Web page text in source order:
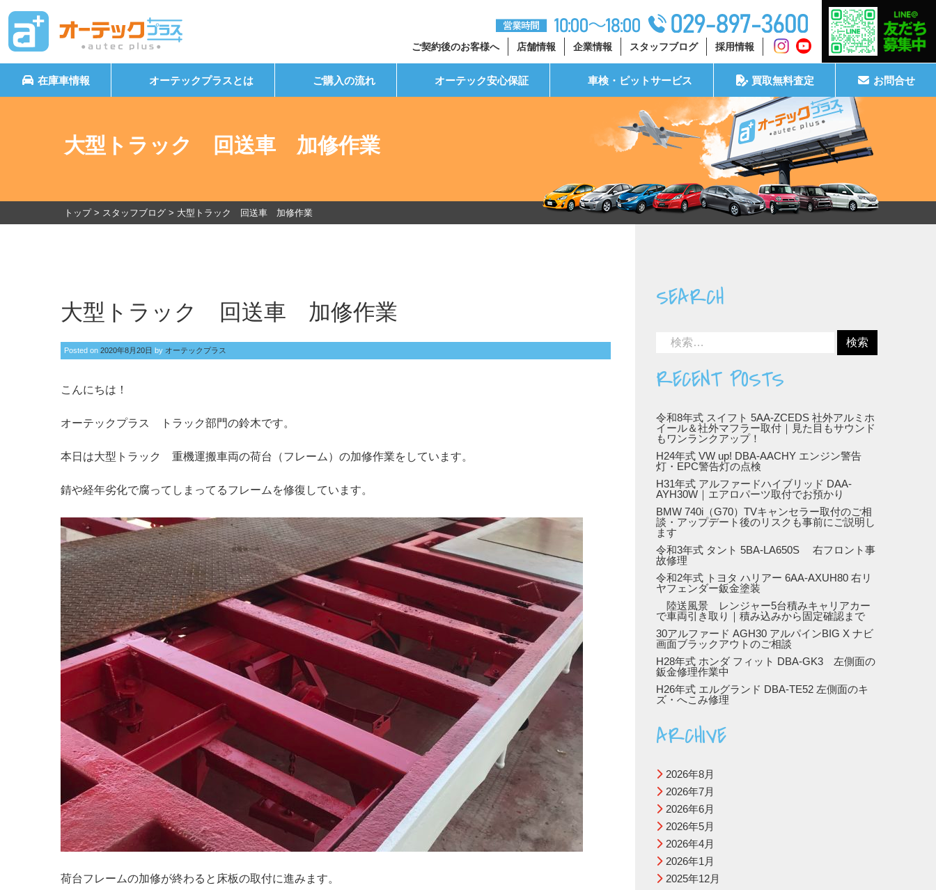
ご契約後のお客様へ 店舗情報 企業情報 スタッフブログ 採用情報
在庫車情報 オーテックプラスとは ご購入の流れ オーテック安心保証 車検・ピットサービス 買取無料査定 お問合せ
大型トラック 回送車 加修作業
トップ> スタッフブログ > 大型トラック 回送車 加修作業
大型トラック 回送車 加修作業
Posted on 2020年8月20日 by オーテックプラス
こんにちは！
オーテックプラス トラック部門の鈴木です。
本日は大型トラック 重機運搬車両の荷台（フレーム）の加修作業をしています。
錆や経年劣化で腐ってしまってるフレームを修復しています。
荷台フレームの加修が終わると床板の取付に進みます。
SEARCH
RECENT POSTS
令和8年式 スイフト 5AA-ZCEDS 社外アルミホ
イール＆社外マフラー取付｜見た目もサウンド
もワンランクアップ！
H24年式 VW up! DBA-AACHY エンジン警告
灯・EPC警告灯の点検
H31年式 アルファードハイブリッド DAA-
AYH30W｜エアロパーツ取付でお預かり
BMW 740i（G70）TVキャンセラー取付のご相
談・アップデート後のリスクも事前にご説明し
ます
令和3年式 タント 5BA-LA650S 右フロント事
故修理
令和2年式 トヨタ ハリアー 6AA-AXUH80 右リ
ヤフェンダー鈑金塗装
陸送風景 レンジャー5台積みキャリアカー
で車両引き取り｜積み込みから固定確認まで
30アルファード AGH30 アルパインBIG X ナビ
画面ブラックアウトのご相談
H28年式 ホンダ フィット DBA-GK3 左側面の
鈑金修理作業中
H26年式 エルグランド DBA-TE52 左側面のキ
ズ・へこみ修理
ARCHIVE
2026年8月
2026年7月
2026年6月
2026年5月
2026年4月
2026年1月
2025年12月